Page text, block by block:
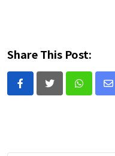
Share This Post: